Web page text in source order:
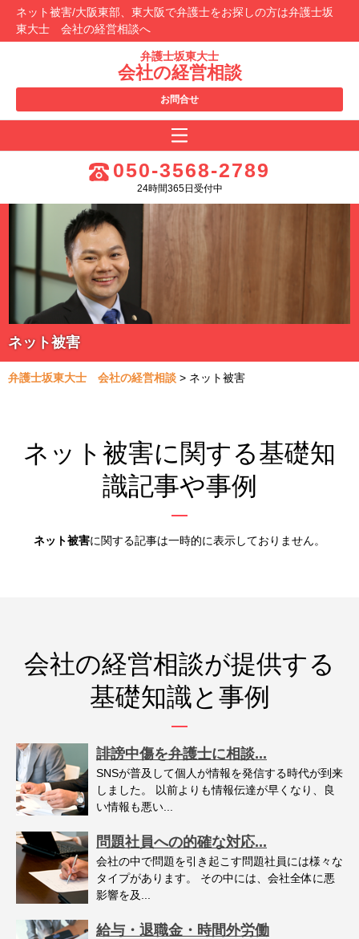
ネット被害/大阪東部、東大阪で弁護士をお探しの方は弁護士坂
東大士 会社の経営相談へ
弁護士坂東大士
会社の経営相談
お問合せ
050-3568-2789
24時間365日受付中
ネット被害
弁護士坂東大士 会社の経営相談 > ネット被害
ネット被害に関する基礎知
識記事や事例
ネット被害に関する記事は一時的に表示しておりません。
会社の経営相談が提供する
基礎知識と事例
誹謗中傷を弁護士に相談...
SNSが普及して個人が情報を発信する時代が到来
しました。 以前よりも情報伝達が早くなり、良
い情報も悪い...
問題社員への的確な対応...
会社の中で問題を引き起こす問題社員には様々な
タイプがあります。 その中には、会社全体に悪
影響を及...
給与・退職金・時間外労働